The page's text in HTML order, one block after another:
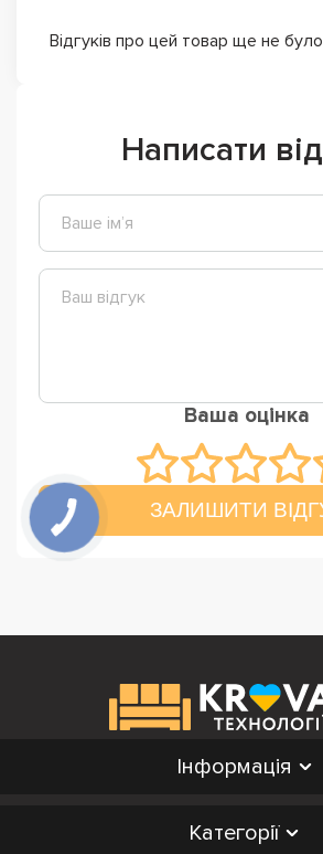
Відгуків про цей товар ще не
Написати
Ваша оцінка
ЗАЛИШИТИ
Інформація
Категорії